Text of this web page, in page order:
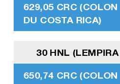
629,05 CRC (COLON
DU COSTA RICA)
30 HNL
650,74 CRC (COLON